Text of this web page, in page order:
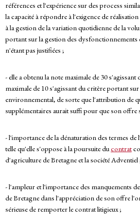
références et l'expérience sur des process
la capacité à répondre à l'exigence de
à la gestion de la variation quotidienne de la
portant sur la gestion des dysfonctionnements
n'étant pas justifiées ;
- elle a obtenu la note maximale de 30
maximale de 10 s'agissant du critère portant
environnemental, de sorte que l'attribution de
supplémentaires aurait suffi pour que son offre
- l'importance de la dénaturation des termes de
telle qu'elle s'oppose à la poursuite ducontrat
d'agriculture de Bretagne et la société Adventiel
- l'ampleur et l'importance des manquements
de Bretagne dans l'appréciation de son offre
sérieuse de remporter le contrat litigieux ;